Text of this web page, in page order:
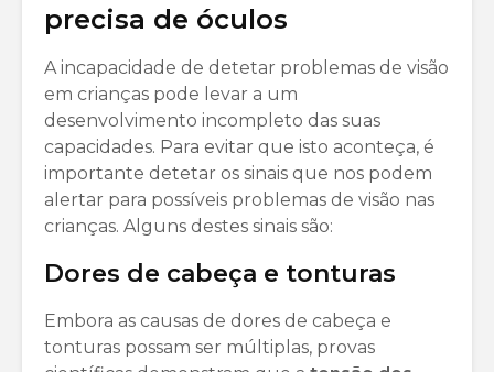
precisa de óculos
A incapacidade de detetar problemas de visão
em crianças pode levar a um
desenvolvimento incompleto das suas
capacidades. Para evitar que isto aconteça, é
importante detetar os sinais que nos podem
alertar para possíveis problemas de visão nas
crianças. Alguns destes sinais são:
Dores de cabeça e tonturas
Embora as causas de dores de cabeça e
tonturas possam ser múltiplas, provas